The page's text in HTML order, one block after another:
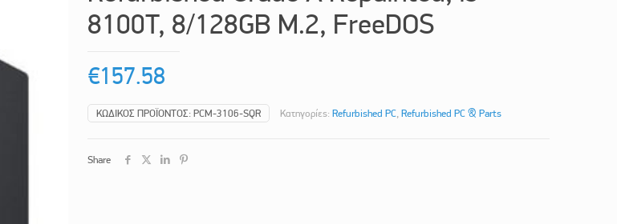
8100T, 8/128GB M.2, FreeDOS
€157.58
ΚΩΔΙΚΌΣ ΠΡΟΪΌΝΤΟΣ: PCM-3106-SQR Κατηγορίες: Refurbished PC, Refurbished PC & Parts
Share